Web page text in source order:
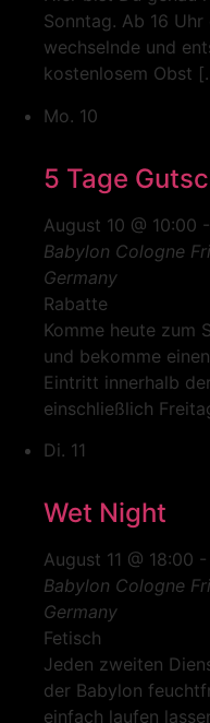
Sonntag. Ab 16
wechselnde und
kostenlosem Obst
Mo. 10
5 Tage
August 10 @ 10:00 -
Babylon Cologne
Germany
Rabatte
Komme heute zum
und bekomme
Eintritt innerhalb
einschließlich
Di. 11
Wet Night
August 11 @ 18:00 -
Babylon Cologne
Germany
Fetisch
Jeden zweiten
der Babylon
einfach laufen